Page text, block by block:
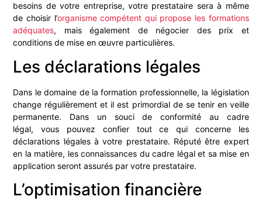
besoins de votre entreprise, votre prestataire sera à même
de choisir l’organisme compétent qui propose les formations
adéquates, mais également de négocier des prix et
conditions de mise en œuvre particulières.
Les déclarations légales
Dans le domaine de la formation professionnelle, la législation
change régulièrement et il est primordial de se tenir en veille
permanente. Dans un souci de conformité au cadre
légal, vous pouvez confier tout ce qui concerne les
déclarations légales à votre prestataire. Réputé être expert
en la matière, les connaissances du cadre légal et sa mise en
application seront assurés par votre prestataire.
L’optimisation financière